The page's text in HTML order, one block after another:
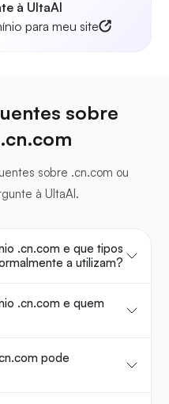
à UltaAI
para meu site
sobre
sobre .cn.com ou
à UltaAI.
.cn.com e que tipos
a utilizam?
.cn.com e quem
pode